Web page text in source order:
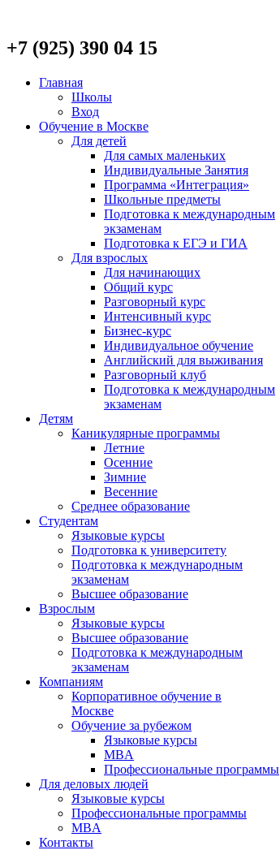
+7 (925) 390 04 15
Главная
Школы
Вход
Обучение в Москве
Для детей
Для самых маленьких
Индивидуальные Занятия
Программа «Интеграция»
Школьные предметы
Подготовка к международным
экзаменам
Подготовка к ЕГЭ и ГИА
Для взрослых
Для начинающих
Общий курс
Разговорный курс
Интенсивный курс
Бизнес-курс
Индивидуальное обучение
Английский для выживания
Разговорный клуб
Подготовка к международным
экзаменам
Детям
Каникулярные программы
Летние
Осенние
Зимние
Весенние
Среднее образование
Студентам
Языковые курсы
Подготовка к университету
Подготовка к международным
экзаменам
Высшее образование
Взрослым
Языковые курсы
Высшее образование
Подготовка к международным
экзаменам
Компаниям
Корпоративное обучение в
Москве
Обучение за рубежом
Языковые курсы
MBA
Профессиональные программы
Для деловых людей
Языковые курсы
Профессиональные программы
MBA
Контакты